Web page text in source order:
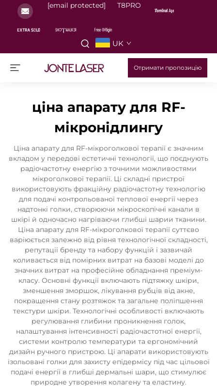
[email protected] T8PRO
UK
Отримати пропозицію
ціна апарату для RF-
мікронідлингу
Ціна апарату для RF-мікроголкової терапії є значним
вкладом у передові естетичні технології, що поєднують
радіочастотну енергію з точними можливостями
мікроголкової терапії. Ці складні пристрої
використовують фракційну радіочастотну технологію
для подачі контрольованої теплової енергії через
надтонкі голки, створюючи мікроскопічні канали в
шкірі й одночасно нагріваючи глибші шарии тканини.
Ціна апарату для RF-мікроголкової терапії суттєво
варіюється залежно від рівня технологічної складності,
репутації бренду та набору функцій і зазвичай
коливається від помірних витрат на базові моделі до
значних витрат на професійне обладнання преміум-
класу. Основні функції включають підтяжку шкіри,
зменшення зморшок, лікування рубців від акне,
покращення стану розтяжок та загальне поліпшення
текстури шкіри. Технологічні особливості включають
регулювання глибини проникнення голок,
налаштування інтенсивності радіочастотної енергії,
системи контролю температури та ергономічний
дизайн ручного пристрою. Ці апарати використовують
ізольовані голки для захисту епідермісу під час цільової
подачі енергії в глибші дермальні шари, що стимулює
природне утворення колагену та еластину.